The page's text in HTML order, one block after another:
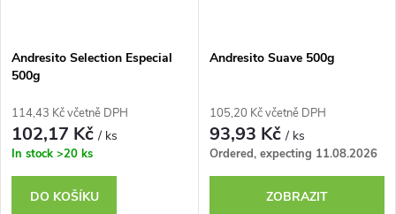
Andresito Selection Especial
500g
114,43 Kč včetně DPH
102,17 Kč/ ks
In stock >20 ks
DO KOŠÍKU
Andresito Suave 500g
105,20 Kč včetně DPH
93,93 Kč/ ks
Ordered, expecting 11.08.2026
ZOBRAZIT